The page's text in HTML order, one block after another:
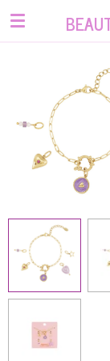
Ga
hoofdinhoud